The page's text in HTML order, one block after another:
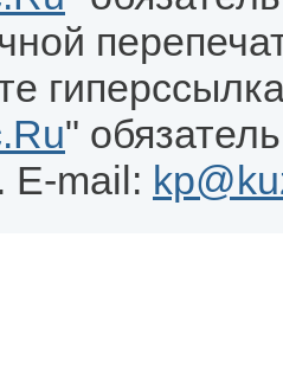
"
E-mail: